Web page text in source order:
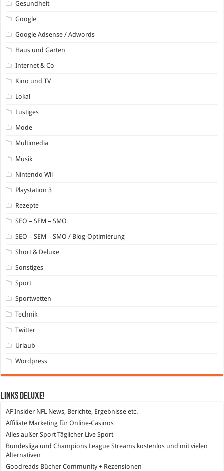
Gesundheit
Google
Google Adsense / Adwords
Haus und Garten
Internet & Co
Kino und TV
Lokal
Lustiges
Mode
Multimedia
Musik
Nintendo Wii
Playstation 3
Rezepte
SEO – SEM – SMO
SEO – SEM – SMO / Blog-Optimierung
Short & Deluxe
Sonstiges
Sport
Sportwetten
Technik
Twitter
Urlaub
Wordpress
Links DeLuXe!
AF Insider NFL News, Berichte, Ergebnisse etc.
Affiliate Marketing für Online-Casinos
Alles außer SportTäglicher Live Sport
Bundesliga und Champions League Streams kostenlos und mit vielen
Alternativen
Goodreads Bücher Community + Rezensionen